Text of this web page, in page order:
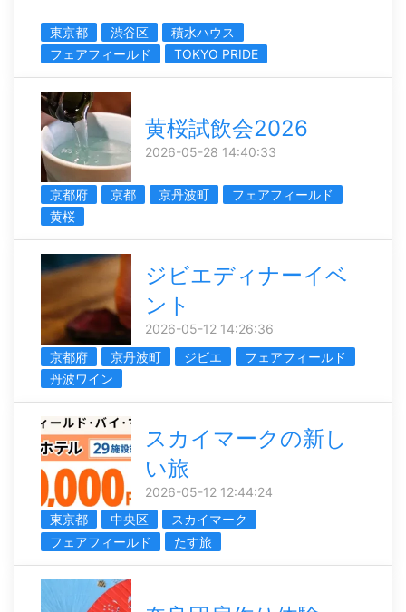
東京都 渋谷区
積水ハウス
フェアフィールド
TOKYO PRIDE
黄桜試飲会2026
2026-05-28 14:40:33
京都府 京都 京丹波町
フェアフィールド
黄桜
ジビエディナーイベ
ント
2026-05-12 14:26:36
京都府
京丹波町 ジビエ
フェアフィールド
丹波ワイン
スカイマークの新し
い旅
2026-05-12 12:44:24
東京都
中央区
スカイマーク
フェアフィールド
たす旅